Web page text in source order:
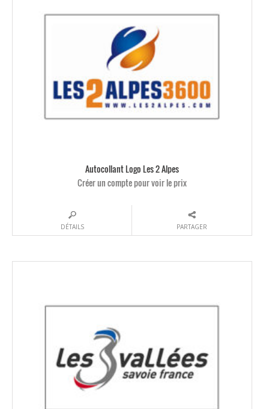
Autocollant Logo Les 2 Alpes
Créer un compte pour voir le prix
DÉTAILS PARTAGER